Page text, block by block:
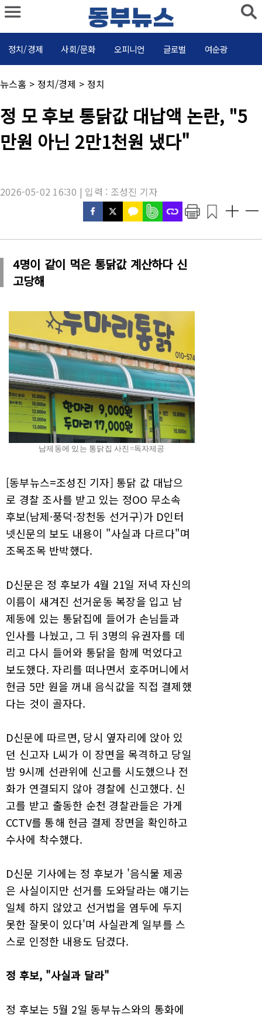
정치/경제 사회/문화 오피니언 글로벌 여순광
채
널
:
뉴스홈 > 정치/경제 > 정치
기
사
목
정 모 후보 통닭값 대납액 논란, "5
만원 아닌 2만1천원 냈다"
2026-05-02 16:30 | 입력 : 조성진 기자
4명이 같이 먹은 통닭값 계산하다 신
고당해
남제동에 있는 통닭집 사진=독자제공
[동부뉴스=조성진 기자] 통닭 값 대납으
로 경찰 조사를 받고 있는 정OO 무소속
후보(남제·풍덕·장천동 선거구)가 D인터
넷신문의 보도 내용이 "사실과 다르다"며
조목조목 반박했다.
D신문은 정 후보가 4월 21일 저녁 자신의
이름이 새겨진 선거운동 복장을 입고 남
제동에 있는 통닭집에 들어가 손님들과
인사를 나눴고, 그 뒤 3명의 유권자를 데
리고 다시 들어와 통닭을 함께 먹었다고
보도했다. 자리를 떠나면서 호주머니에서
현금 5만 원을 꺼내 음식값을 직접 결제했
다는 것이 골자다.
D신문에 따르면, 당시 옆자리에 앉아 있
던 신고자 L씨가 이 장면을 목격하고 당일
밤 9시께 선관위에 신고를 시도했으나 전
화가 연결되지 않아 경찰에 신고했다. 신
고를 받고 출동한 순천 경찰관들은 가게
CCTV를 통해 현금 결제 장면을 확인하고
수사에 착수했다.
D신문 기사에는 정 후보가 '음식물 제공
은 사실이지만 선거를 도와달라는 얘기는
일체 하지 않았고 선거법을 염두에 두지
못한 잘못이 있다'며 사실관계 일부를 스
스로 인정한 내용도 담겼다.
정 후보, "사실과 달라"
정 후보는 5월 2일 동부뉴스와의 통화에